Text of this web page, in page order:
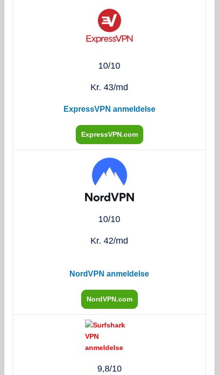
10/10
Kr. 43/md
ExpressVPN anmeldelse
ExpressVPN.com
10/10
Kr. 42/md
NordVPN anmeldelse
NordVPN.com
9,8/10